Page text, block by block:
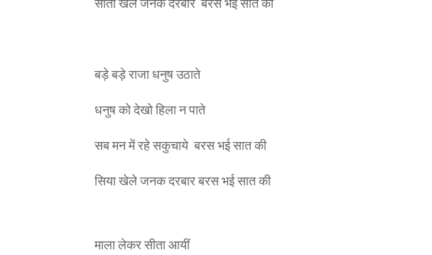
सीता खेले जनक दरबार बरस भई सात की
बड़े बड़े राजा धनुष उठाते
धनुष को देखो हिला न पाते
सब मन में रहे सकुचाये बरस भई सात की
सिया खेले जनक दरबार बरस भई सात की
माला लेकर सीता आयीं